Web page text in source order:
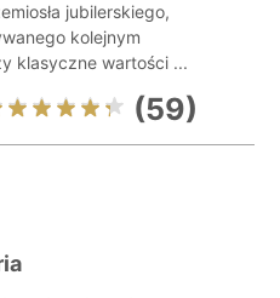
jubilerskiego,
kolejnym
klasyczne wartości ...
(59)